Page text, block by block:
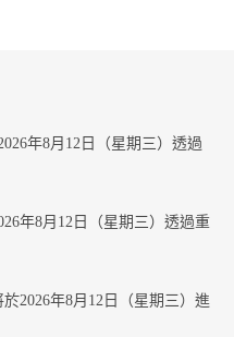
年8月12日（星期三）透過
年8月12日（星期三）透過重
2026年8月12日（星期三）進